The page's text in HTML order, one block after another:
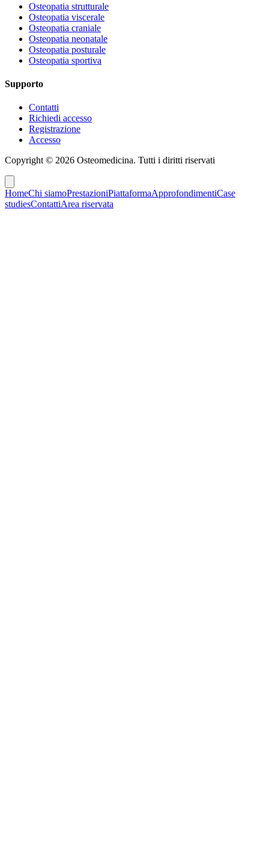
Osteopatia strutturale
Osteopatia viscerale
Osteopatia craniale
Osteopatia neonatale
Osteopatia posturale
Osteopatia sportiva
Supporto
Contatti
Richiedi accesso
Registrazione
Accesso
Copyright © 2026 Osteomedicina. Tutti i diritti riservati
HomeChi siamoPrestazioniPiattaformaApprofondimentiCase
studiesContattiArea riservata